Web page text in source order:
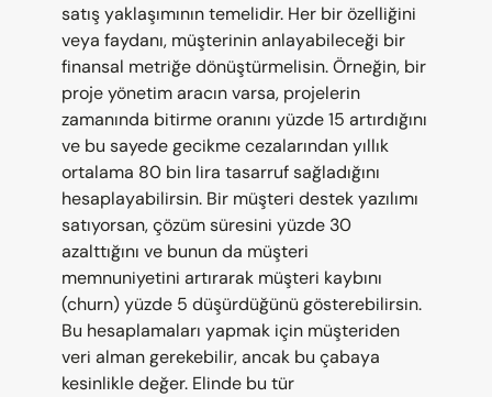
satış yaklaşımının temelidir. Her bir özelliğini
veya faydanı, müşterinin anlayabileceği bir
finansal metriğe dönüştürmelisin. Örneğin, bir
proje yönetim aracın varsa, projelerin
zamanında bitirme oranını yüzde 15 artırdığını
ve bu sayede gecikme cezalarından yıllık
ortalama 80 bin lira tasarruf sağladığını
hesaplayabilirsin. Bir müşteri destek yazılımı
satıyorsan, çözüm süresini yüzde 30
azalttığını ve bunun da müşteri
memnuniyetini artırarak müşteri kaybını
(churn) yüzde 5 düşürdüğünü gösterebilirsin.
Bu hesaplamaları yapmak için müşteriden
veri alman gerekebilir, ancak bu çabaya
kesinlikle değer. Elinde bu tür